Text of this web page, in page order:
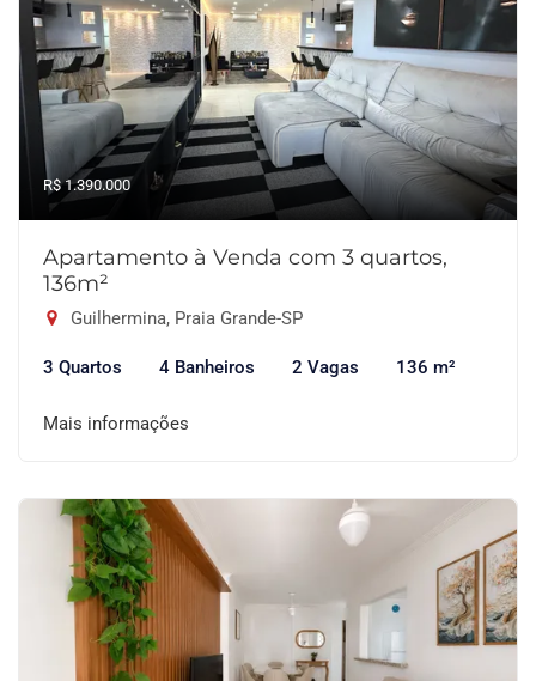
R$ 1.390.000
Apartamento à Venda com 3 quartos,
136m²
Guilhermina, Praia Grande-SP
3 Quartos 4 Banheiros 2 Vagas 136 m²
Mais informações